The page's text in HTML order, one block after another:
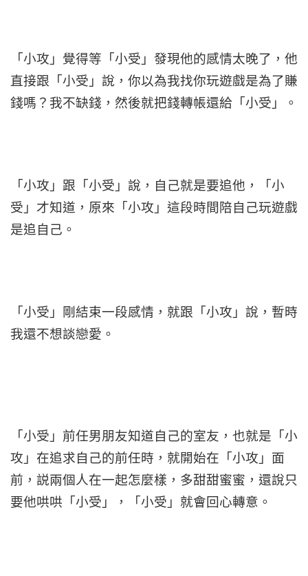
「小攻」覺得等「小受」發現他的感情太晚了，他
直接跟「小受」說，你以為我找你玩遊戲是為了賺
錢嗎？我不缺錢，然後就把錢轉帳還給「小受」。
「小攻」跟「小受」說，自己就是要追他，「小
受」才知道，原來「小攻」這段時間陪自己玩遊戲
是追自己。
「小受」剛結束一段感情，就跟「小攻」說，暫時
我還不想談戀愛。
「小受」前任男朋友知道自己的室友，也就是「小
攻」在追求自己的前任時，就開始在「小攻」面
前，説兩個人在一起怎麼樣，多甜甜蜜蜜，還說只
要他哄哄「小受」，「小受」就會回心轉意。